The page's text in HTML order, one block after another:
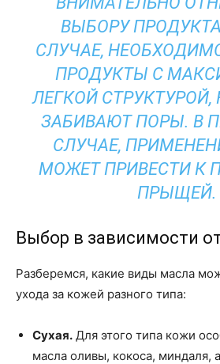
ВЫБОРУ
СЛУЧАЕ,
ПРОДУКТЫ С
ЛЕГКОЙ СТРУКТУРОЙ,
ЗАБИВАЮТ ПОРЫ. В
СЛУЧАЕ,
МОЖЕТ ПРИВЕСТИ К
ПРЫЩЕЙ.
Выбор в зависимости
Разберемся, какие виды масла
ухода за кожей разного типа:
Сухая. Для этого типа кожи
масла оливы, кокоса, миндаля,